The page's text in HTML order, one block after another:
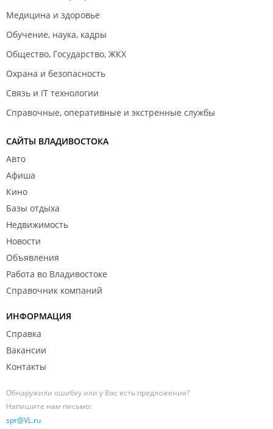
Медицина и здоровье
Обучение, наука, кадры
Общество, Государство, ЖКХ
Охрана и безопасность
Связь и IT технологии
Справочные, оперативные и экстренные службы
САЙТЫ ВЛАДИВОСТОКА
Авто
Афиша
Кино
Базы отдыха
Недвижимость
Новости
Объявления
Работа во Владивостоке
Справочник компаний
ИНФОРМАЦИЯ
Справка
Вакансии
Контакты
Обнаружили ошибку или у Вас есть предложения?
Напишите нам письмо:
spr@VL.ru